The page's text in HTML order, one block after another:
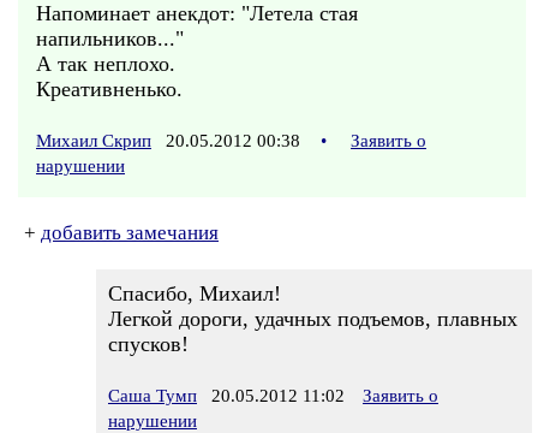
Напоминает анекдот: "Летела стая
напильников..."
А так неплохо.
Креативненько.
Михаил Скрип 20.05.2012 00:38 •
Заявить о
нарушении
+ добавить замечания
Спасибо, Михаил!
Легкой дороги, удачных подъемов, плавных
спусков!
Саша Тумп 20.05.2012 11:02
Заявить о
нарушении